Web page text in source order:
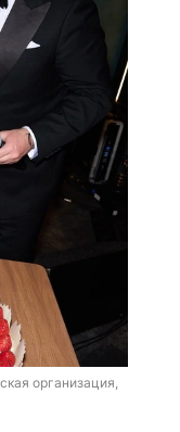
организация,